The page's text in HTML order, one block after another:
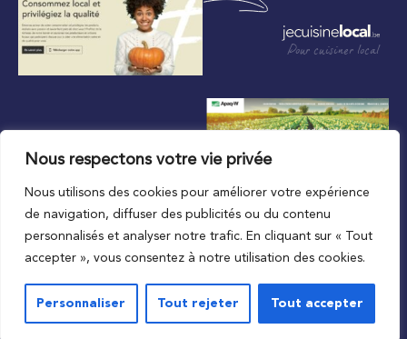
Nous respectons votre vie privée
Nous utilisons des cookies pour améliorer votre expérience
de navigation, diffuser des publicités ou du contenu
personnalisés et analyser notre trafic. En cliquant sur « Tout
accepter », vous consentez à notre utilisation des cookies.
Personnaliser Tout rejeter Tout accepter
Pour cuisiner local
Au plus proche du local
Vie privée
Conditions de l’accord d’utilisation